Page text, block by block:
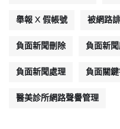
舉報 X 假帳號 被網路
負面新聞刪除 負面新
負面新聞處理 負面關
醫美診所網路聲譽管理